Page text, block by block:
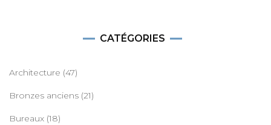
CATÉGORIES
Architecture (47)
Bronzes anciens (21)
Bureaux (18)